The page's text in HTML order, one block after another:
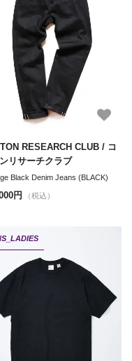
RESEARCH CLUB / コ
リサーチクラブ
Black Denim Jeans (BLACK)
円 （税込）